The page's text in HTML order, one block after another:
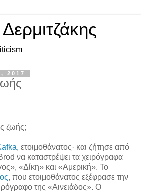
2017
ζωής;
, ετοιμοθάνατος· και ζήτησε από
να καταστρέψει τα χειρόγραφα
«Δίκη» και «Αμερική». Το
, που ετοιμοθάνατος εξέφρασε την
της «Αινειάδος». Ο